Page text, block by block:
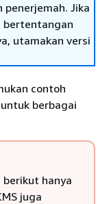
penerjemah. Jika
bertentangan
utamakan versi
contoh
berbagai
berikut hanya
juga